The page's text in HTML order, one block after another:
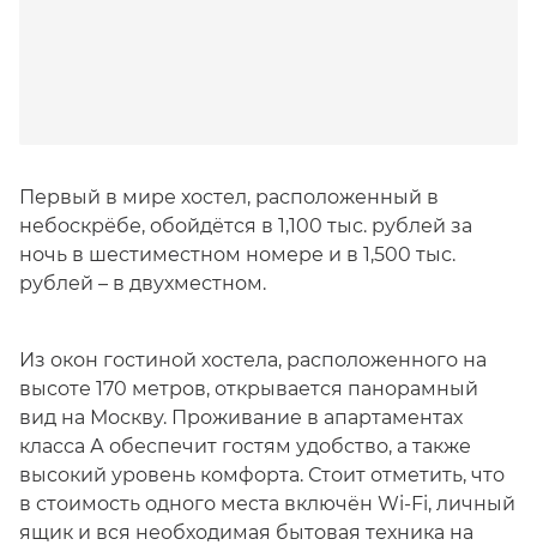
Первый в мире хостел, расположенный в
небоскрёбе, обойдётся в 1,100 тыс. рублей за
ночь в шестиместном номере и в 1,500 тыс.
рублей – в двухместном.
Из окон гостиной хостела, расположенного на
высоте 170 метров, открывается панорамный
вид на Москву. Проживание в апартаментах
класса А обеспечит гостям удобство, а также
высокий уровень комфорта. Стоит отметить, что
в стоимость одного места включён Wi-Fi, личный
ящик и вся необходимая бытовая техника на